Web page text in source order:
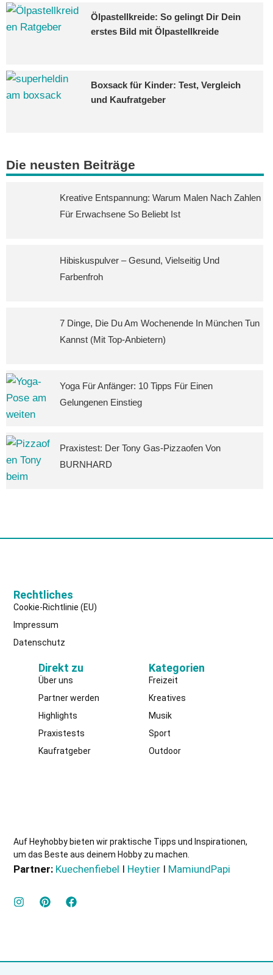
Ölpastellkreide: So gelingt Dir Dein
erstes Bild mit Ölpastellkreide
Boxsack für Kinder: Test, Vergleich
und Kaufratgeber
Die neusten Beiträge
Kreative Entspannung: Warum Malen Nach Zahlen
Für Erwachsene So Beliebt Ist
Hibiskuspulver – Gesund, Vielseitig Und
Farbenfroh
7 Dinge, Die Du Am Wochenende In München Tun
Kannst (mit Top-Anbietern)
Yoga Für Anfänger: 10 Tipps Für Einen
Gelungenen Einstieg
Praxistest: Der Tony Gas-Pizzaofen Von
BURNHARD
Auf Heyhobby bieten wir praktische Tipps und Inspirationen,
um das Beste aus deinem Hobby zu machen.
Partner: Kuechenfiebel I Heytier I MamiundPapi
Rechtliches
Cookie-Richtlinie (EU)
Impressum
Datenschutz
Kategorien
Freizeit
Kreatives
Musik
Sport
Outdoor
Direkt zu
Über uns
Partner werden
Highlights
Praxistests
Kaufratgeber